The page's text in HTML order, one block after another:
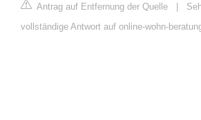
Antrag auf Entfernung der Quelle |
vollständige Antwort auf online-wohn-